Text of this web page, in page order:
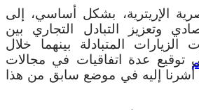
الإريترية، بشكل أساسي، إلى
وتعزيز التبادل التجاري بين
الزيارات المتبادلة بينهما خلال
توقيع عدة اتفاقيات في مجالات
أشرنا إليه في موضع سابق من هذا